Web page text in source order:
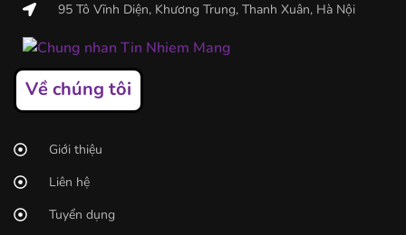
95 Tô Vĩnh Diện, Khương Trung, Thanh Xuân, Hà Nội
Về chúng tôi
Giới thiệu
Liên hệ
Tuyển dụng